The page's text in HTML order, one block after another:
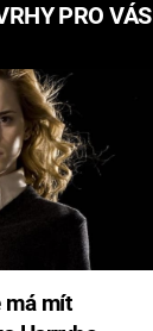
PRO VÁS
má mít